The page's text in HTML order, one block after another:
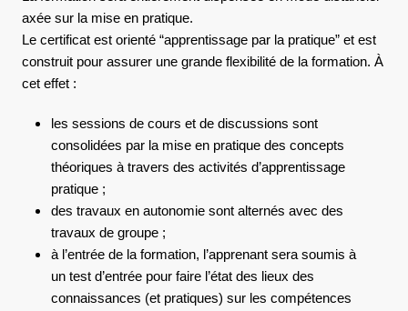
axée sur la mise en pratique.
Le certificat est orienté “apprentissage par la pratique” et est
construit pour assurer une grande flexibilité de la formation. À
cet effet :
les sessions de cours et de discussions sont
consolidées par la mise en pratique des concepts
théoriques à travers des activités d’apprentissage
pratique ;
des travaux en autonomie sont alternés avec des
travaux de groupe ;
à l’entrée de la formation, l’apprenant sera soumis à
un test d’entrée pour faire l’état des lieux des
connaissances (et pratiques) sur les compétences